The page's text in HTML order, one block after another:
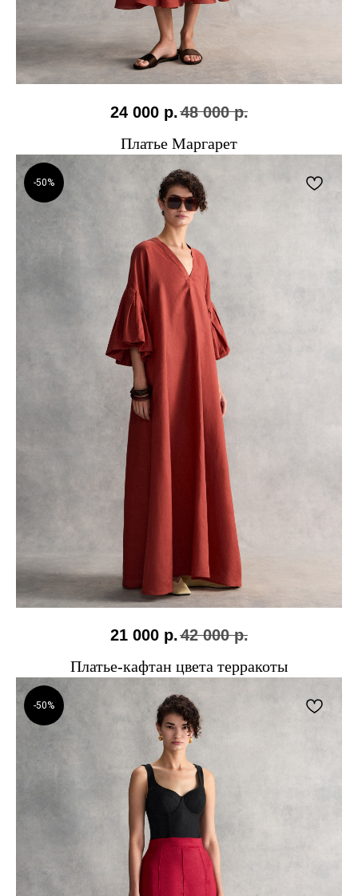
24 000 р.48 000 р.
Платье Маргарет
-50%
21 000 р.42 000 р.
Платье-кафтан цвета терракоты
-50%